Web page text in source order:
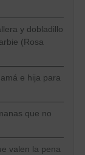
y dobladillo
(Rosa
e hija para
que no
valen la pena